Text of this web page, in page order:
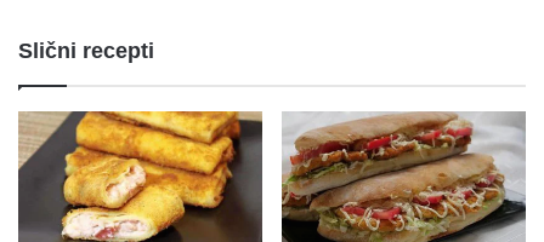
Slični recepti